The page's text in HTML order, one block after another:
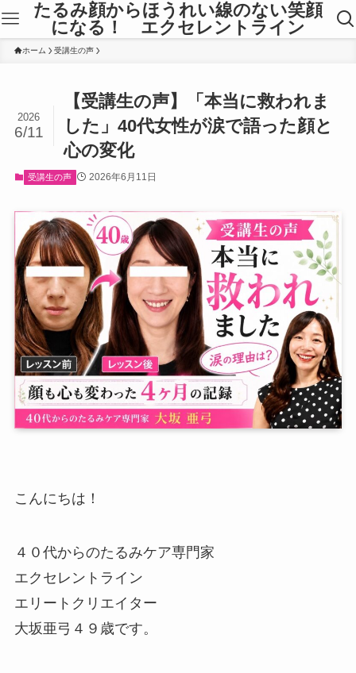
たるみ顔からほうれい線のない笑顔
になる！ エクセレントライン
ホーム 受講生の声
【受講生の声】「本当に救われま
した」40代女性が涙で語った顔と
心の変化
2026
6/11
受講生の声 2026年6月11日
こんにちは！
４０代からのたるみケア専門家
エクセレントライン
エリートクリエイター
大坂亜弓４９歳です。